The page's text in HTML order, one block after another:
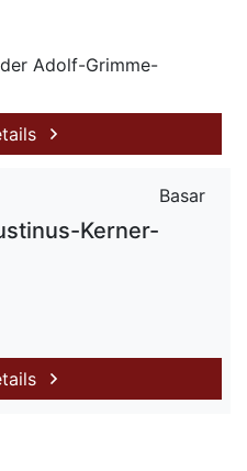
Adolf-Grimme-
Basar
Kerner-